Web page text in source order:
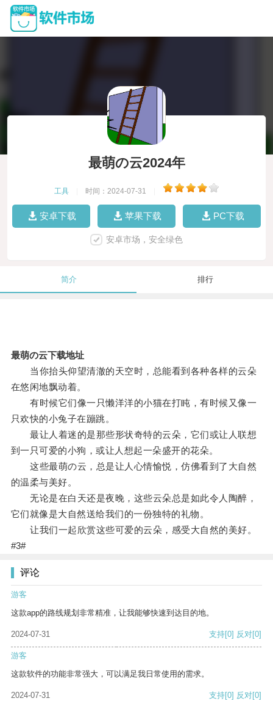
最萌の云2024年
工具 时间：2024-07-31
安卓下载 苹果下载 PC下载
安卓市场，安全绿色
简介 排行
最萌の云下载地址
当你抬头仰望清澈的天空时，总能看到各种各样的云朵
在悠闲地飘动着。
有时候它们像一只懒洋洋的小猫在打盹，有时候又像一
只欢快的小兔子在蹦跳。
最让人着迷的是那些形状奇特的云朵，它们或让人联想
到一只可爱的小狗，或让人想起一朵盛开的花朵。
这些最萌の云，总是让人心情愉悦，仿佛看到了大自然
的温柔与美好。
无论是在白天还是夜晚，这些云朵总是如此令人陶醉，
它们就像是大自然送给我们的一份独特的礼物。
让我们一起欣赏这些可爱的云朵，感受大自然的美好。
#3#
评论
游客
这款app的路线规划非常精准，让我能够快速到达目的地。
2024-07-31 支持[0] 反对[0]
游客
这款软件的功能非常强大，可以满足我日常使用的需求。
2024-07-31 支持[0] 反对[0]